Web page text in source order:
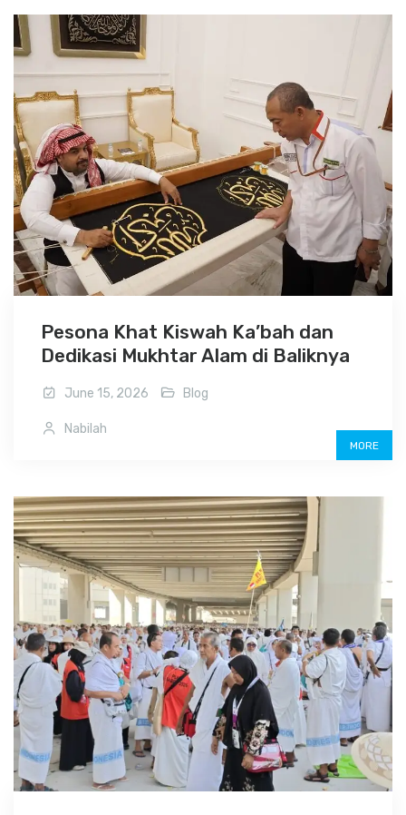
Pesona Khat Kiswah Ka’bah dan
Dedikasi Mukhtar Alam di Baliknya
June 15, 2026 Blog
Nabilah
MORE